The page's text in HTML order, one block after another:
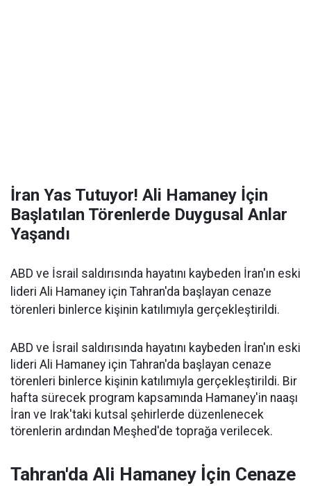
İran Yas Tutuyor! Ali Hamaney İçin
Başlatılan Törenlerde Duygusal Anlar
Yaşandı
ABD ve İsrail saldırısında hayatını kaybeden İran'ın eski
lideri Ali Hamaney için Tahran'da başlayan cenaze
törenleri binlerce kişinin katılımıyla gerçekleştirildi.
ABD ve İsrail saldırısında hayatını kaybeden İran'ın eski
lideri Ali Hamaney için Tahran'da başlayan cenaze
törenleri binlerce kişinin katılımıyla gerçekleştirildi. Bir
hafta sürecek program kapsamında Hamaney'in naaşı
İran ve Irak'taki kutsal şehirlerde düzenlenecek
törenlerin ardından Meşhed'de toprağa verilecek.
Tahran'da Ali Hamaney İçin Cenaze